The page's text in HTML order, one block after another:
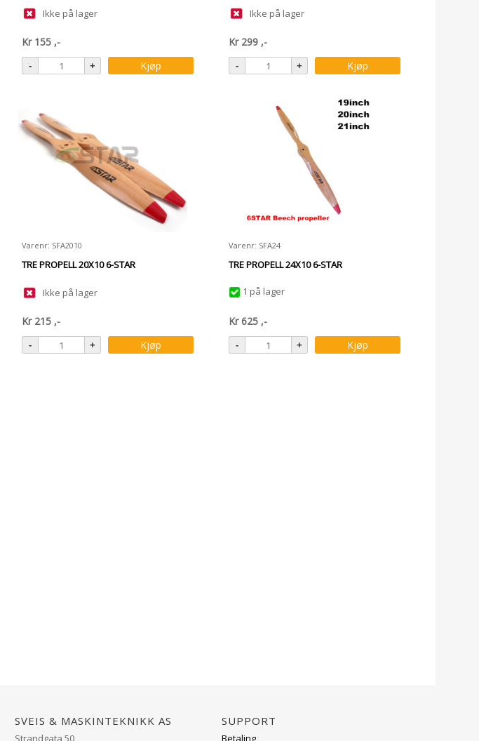
Ikke på lager
Kr 155 ,-
Kjøp
Ikke på lager
Kr 299 ,-
Kjøp
Varenr: SFA2010
TRE PROPELL 20X10 6-STAR
Ikke på lager
Kr 215 ,-
Kjøp
Varenr: SFA24
TRE PROPELL 24X10 6-STAR
1 på lager
Kr625 ,-
Kjøp
Sveis & Maskinteknikk AS
Strandgata 50
Support
Betaling